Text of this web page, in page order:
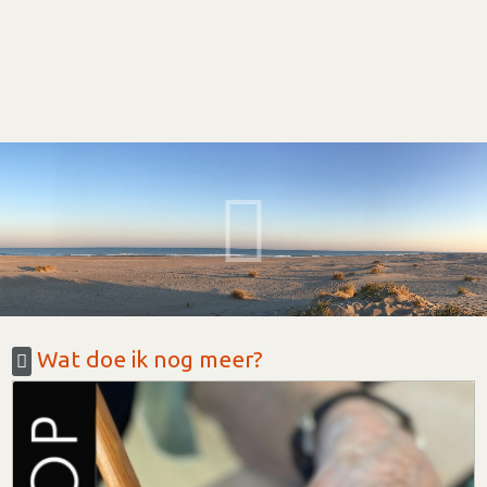
Wat doe ik nog meer?